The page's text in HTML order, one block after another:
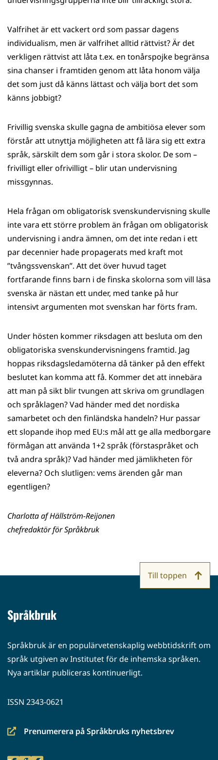
Valfrihet är ett vackert ord som passar dagens
individualism, men är valfrihet alltid rättvist? Är det
verkligen rättvist att låta t.ex. en tonårspojke begränsa
sina chanser i framtiden genom att låta honom välja
det som just då känns lättast och välja bort det som
känns jobbigt?
Frivillig svenska skulle gagna de ambitiösa elever som
förstår att utnyttja möjligheten att få lära sig ett extra
språk, särskilt dem som går i stora skolor. De som –
frivilligt eller ofrivilligt – blir utan undervisning
missgynnas.
Hela frågan om obligatorisk svenskundervisning skulle
inte vara ett större problem än frågan om obligatorisk
undervisning i andra ämnen, om det inte redan i ett
par decennier hade propagerats med kraft mot
”tvångssvenskan”. Att det över huvud taget
fortfarande finns barn i de finska skolorna som vill läsa
svenska är nästan ett under, med tanke på hur
intensivt argumenten mot svenskan har förts fram.
Under hösten kommer riksdagen att besluta om den
obligatoriska svenskundervisningens framtid. Jag
hoppas riksdagsledamöterna då tänker på den effekt
beslutet kan komma att få. Kommer det att innebära
att man på sikt blir tvungen att skriva om grundlagen
och språklagen? Vad händer med det nordiska
samarbetet och den finländska handeln? Hur passar
ett slopande ihop med EU:s mål att ge alla medborgare
förmågan att använda 1+2 språk (förstaspråket och
två andra språk)? Vad händer med jämlikheten för
eleverna? Och slutligen: vems ärenden går man
egentligen?
Charlotta af Hällström-Reijonen
chefredaktör för Språkbruk
Språkbruk
Språkbruk är en populärvetenskaplig webbtidskrift om
språk utgiven av Institutet för de inhemska språken.
Nya artiklar publiceras kontinuerligt.
ISSN 2343-0621
Prenumerera på Språkbruks nyhetsbrev
(siirryt
Till toppen